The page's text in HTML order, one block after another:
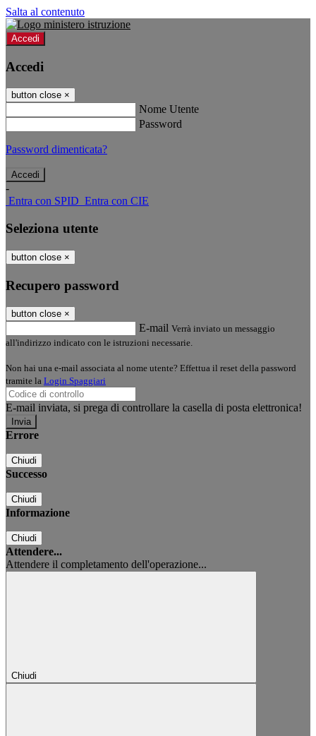
Salta al contenuto
Accedi
Accedi
button close ×
Nome Utente
Password
Password dimenticata?
-
Entra con SPID Entra con CIE
Seleziona utente
button close ×
Recupero password
button close ×
E-mail Verrà inviato un messaggio
all'indirizzo indicato con le istruzioni necessarie.
Non hai una e-mail associata al nome utente? Effettua il reset della password
tramite la Login Spaggiari
E-mail inviata, si prega di controllare la casella di posta elettronica!
Errore
Chiudi
Successo
Chiudi
Informazione
Chiudi
Attendere...
Attendere il completamento dell'operazione...
Chiudi